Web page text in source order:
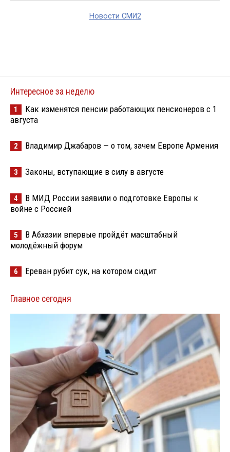
Новости СМИ2
Интересное за неделю
1
Как изменятся пенсии работающих пенсионеров с 1
августа
2 Владимир Джабаров — о том, зачем Европе Армения
3 Законы, вступающие в силу в августе
4
В МИД России заявили о подготовке Европы к
войне с Россией
5
В Абхазии впервые пройдёт масштабный
молодёжный форум
6 Ереван рубит сук, на котором сидит
Главное сегодня